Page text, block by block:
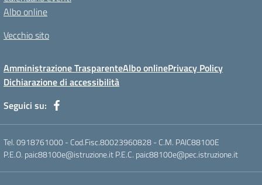
Albo online
Vecchio sito
Amministrazione TrasparenteAlbo onlinePrivacy Policy
Dichiarazione di accessibilità
Seguici su:
Tel. 0918761000 - Cod.Fisc.80023960828 - C.M. PAIC88100E
P.E.O. paic88100e@istruzione.it P.E.C. paic88100e@pec.istruzione.it